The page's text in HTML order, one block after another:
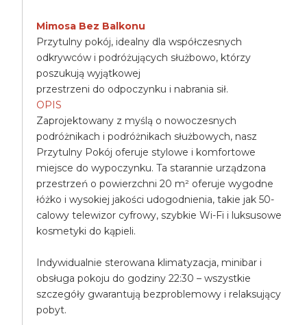
Mimosa Bez Balkonu
Przytulny pokój, idealny dla współczesnych
odkrywców i podróżujących służbowo, którzy
poszukują wyjątkowej
przestrzeni do odpoczynku i nabrania sił.
OPIS
Zaprojektowany z myślą o nowoczesnych
podróżnikach i podróżnikach służbowych, nasz
Przytulny Pokój oferuje stylowe i komfortowe
miejsce do wypoczynku. Ta starannie urządzona
przestrzeń o powierzchni 20 m² oferuje wygodne
łóżko i wysokiej jakości udogodnienia, takie jak 50-
calowy telewizor cyfrowy, szybkie Wi-Fi i luksusowe
kosmetyki do kąpieli.
Indywidualnie sterowana klimatyzacja, minibar i
obsługa pokoju do godziny 22:30 – wszystkie
szczegóły gwarantują bezproblemowy i relaksujący
pobyt.